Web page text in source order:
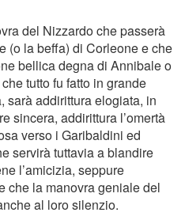
del Nizzardo che passerà
(o la beffa) di Corleone e che
bellica degna di Annibale o
tutto fu fatto in grande
sarà addirittura elogiata, in
sincera, addirittura l’omertà
verso i Garibaldini ed
servirà tuttavia a blandire
l’amicizia, seppure
che la manovra geniale del
al loro silenzio.